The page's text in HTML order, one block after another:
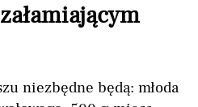
niezbędne będą: młoda